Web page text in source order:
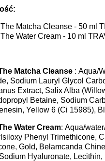
Matcha Cleanse - 50 ml
Water Cream - 10 ml
Matcha Cleanse: Aqua/
Sodium Lauryl Glycol
Extract, Salix Alba
Betaine, Sodium
Yellow 6 (Ci 15985),
Water Cream: Aqua/
Phenyl Trimethicone,
Gold, Belamcanda
Hyaluronate,